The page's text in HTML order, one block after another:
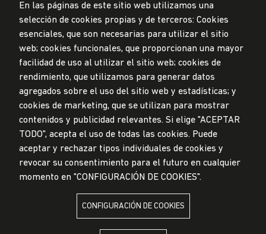
Privacidad de datos personales
Mesa de partes
Todos los derechos reservados
Diseñado por
LA UNIVERSIDAD DE LIMA ES MIEMBRO DE
LA UNIVERSIDAD DE LIMA ESTÁ AFILIADA A
En las páginas de este sitio web utilizamos una
selección de cookies propias y de terceros: Cookies
esenciales, que son necesarias para utilizar el sitio
web; cookies funcionales, que proporcionan una mayor
facilidad de uso al utilizar el sitio web; cookies de
rendimiento, que utilizamos para generar datos
agregados sobre el uso del sitio web y estadísticas; y
cookies de marketing, que se utilizan para mostrar
contenidos y publicidad relevantes. Si elige "ACEPTAR
TODO", acepta el uso de todas las cookies. Puede
aceptar y rechazar tipos individuales de cookies y
revocar su consentimiento para el futuro en cualquier
momento en "CONFIGURACIÓN DE COOKIES".
CONFIGURACIÓN DE COOKIES